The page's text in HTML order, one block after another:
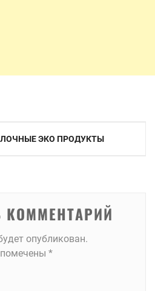
ЭКО ПРОДУКТЫ
КОММЕНТАРИЙ
опубликован.
*